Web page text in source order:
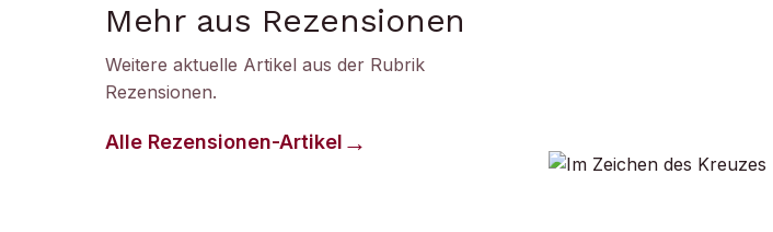
Mehr aus Rezensionen
Weitere aktuelle Artikel aus der Rubrik
Rezensionen.
Alle Rezensionen-Artikel